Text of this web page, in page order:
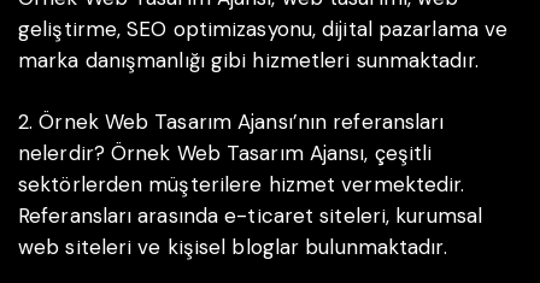
geliştirme, SEO optimizasyonu, dijital pazarlama ve
marka danışmanlığı gibi hizmetleri sunmaktadır.
2. Örnek Web Tasarım Ajansı’nın referansları
nelerdir?Örnek Web Tasarım Ajansı, çeşitli
sektörlerden müşterilere hizmet vermektedir.
Referansları arasında e-ticaret siteleri, kurumsal
web siteleri ve kişisel bloglar bulunmaktadır.